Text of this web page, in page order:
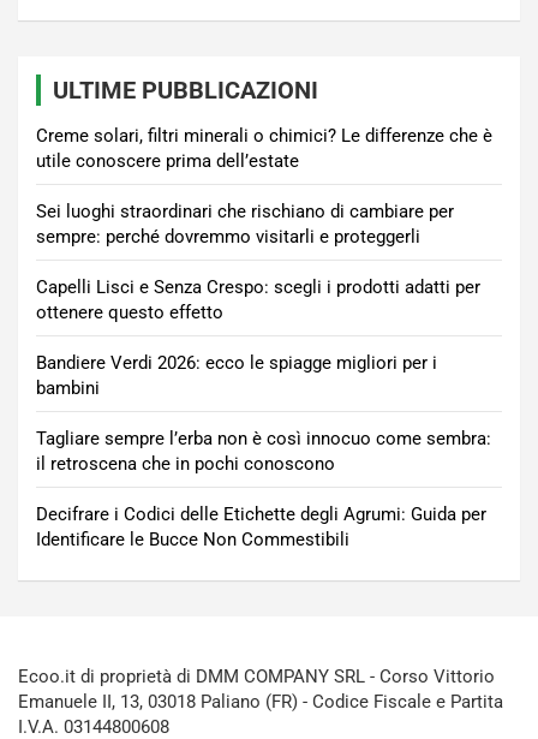
ULTIME PUBBLICAZIONI
Creme solari, filtri minerali o chimici? Le differenze che è
utile conoscere prima dell’estate
Sei luoghi straordinari che rischiano di cambiare per
sempre: perché dovremmo visitarli e proteggerli
Capelli Lisci e Senza Crespo: scegli i prodotti adatti per
ottenere questo effetto
Bandiere Verdi 2026: ecco le spiagge migliori per i
bambini
Tagliare sempre l’erba non è così innocuo come sembra:
il retroscena che in pochi conoscono
Decifrare i Codici delle Etichette degli Agrumi: Guida per
Identificare le Bucce Non Commestibili
Ecoo.it di proprietà di DMM COMPANY SRL - Corso Vittorio
Emanuele II, 13, 03018 Paliano (FR) - Codice Fiscale e Partita
I.V.A. 03144800608